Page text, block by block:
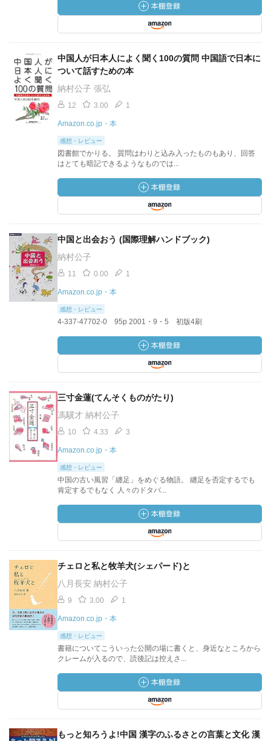
中国人が日本人によく聞く100の質問 中国語で日本に
ついて話すための本
納村公子 張弘
12 3.00 1
Amazon.co.jp・本
感想・レビュー
図書館でかりる。 質問はわりと込み入ったものもあり、回答
はとても暗記できるようなものでは...
中国と出会おう (国際理解ハンドブック)
納村公子
11 0.00 1
Amazon.co.jp・本
感想・レビュー
4-337-47702-0 95p 2001・9・5 初版4刷
三寸金蓮(てんそくものがたり)
馮驥才 納村公子
10 4.33 3
Amazon.co.jp・本
感想・レビュー
中国の古い風習「纏足」をめぐる物語。 纏足を否定するでも
肯定するでもなく 人々のドタバ...
チェロと私と牧羊犬(シェパード)と
八月長安 納村公子
9 3.00 1
Amazon.co.jp・本
感想・レビュー
書籍についてこういった公開の場に書くと、身近なところから
クレームが入るので、読後記は控えさ...
もっと知ろうよ!中国 漢字のふるさとの言葉と文化 漢